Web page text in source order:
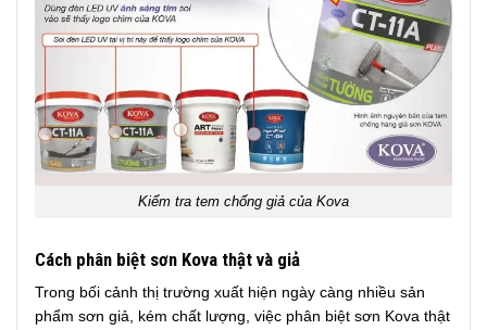
Kiểm tra tem chống giả của Kova
Cách phân biệt sơn Kova thật và giả
Trong bối cảnh thị trường xuất hiện ngày càng nhiều sản
phẩm sơn giả, kém chất lượng, việc phân biệt sơn Kova thật